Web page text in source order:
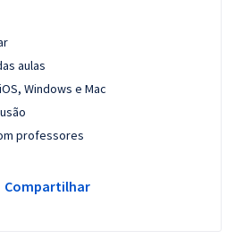
aulas
Windows e Mac
professores
Compartilhar